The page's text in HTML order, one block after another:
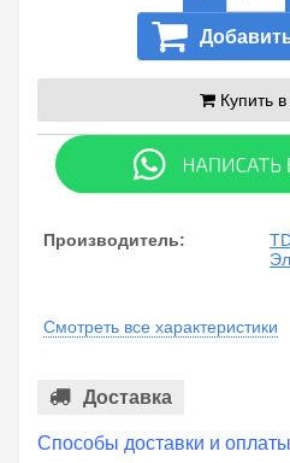
Купить
Производитель:
Смотреть все характеристики
Доставка
Способы доставки и